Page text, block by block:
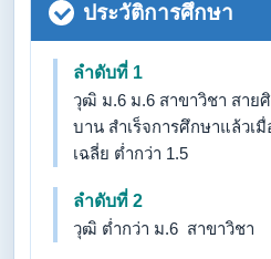
ประวัติการศึกษา
ลำดับที่ 1
วุฒิ ม.6 ม.6 สาขาวิชา สาย
บาน สำเร็จการศึกษาแล้วเ
เฉลี่ย ต่ำกว่า 1.5
ลำดับที่ 2
วุฒิ ต่ำกว่า ม.6 สาขาวิชา